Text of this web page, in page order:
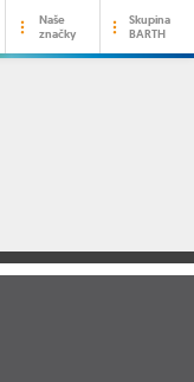
Naše
značky
Skupina
BARTH